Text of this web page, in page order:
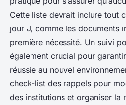
Cette liste devrait inclure tout
jour J, comme les documents
première nécessité. Un suivi
également crucial pour
réussie au nouvel
check-list des rappels pour
des institutions et organiser la